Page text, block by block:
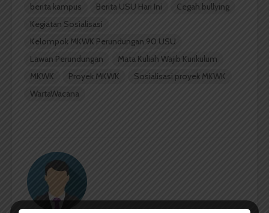
berita kampus
Berita USU Hari Ini
Cegah bullying
Kegiatan Sosialisasi
Kelompok MKWK Perundungan 90 USU
Lawan Perundungan
Mata Kuliah Wajib Kurikulum
MKWK
Proyek MKWK
Sosialisasi proyek MKWK
WartaWacana